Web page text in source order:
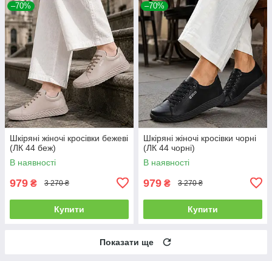
–70%
Шкіряні жіночі кросівки бежеві
(ЛК 44 беж)
В наявності
979 ₴ 3 270 ₴
Купити
–70%
Шкіряні жіночі кросівки чорні
(ЛК 44 чорні)
В наявності
979 ₴ 3 270 ₴
Купити
Показати ще